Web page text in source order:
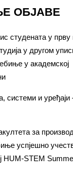
ОБЈАВЕ
студената у прву
у другом
у академској
системи и уређаји
за
успјешно
HUM-STEM